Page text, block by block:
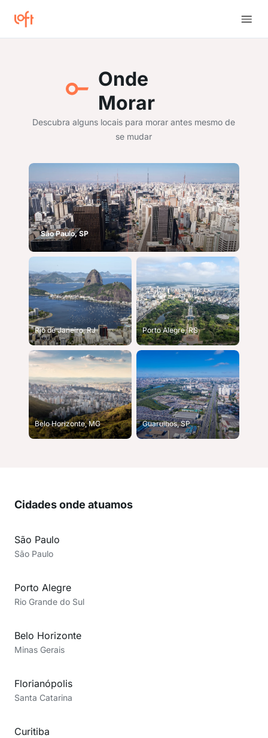
Onde
Morar
Descubra alguns locais para morar antes mesmo de
se mudar
São Paulo, SP
Rio de Janeiro, RJ Porto Alegre, RS
Belo Horizonte, MG Guarulhos, SP
Cidades onde atuamos
São Paulo
São Paulo
Porto Alegre
Rio Grande do Sul
Belo Horizonte
Minas Gerais
Florianópolis
Santa Catarina
Curitiba